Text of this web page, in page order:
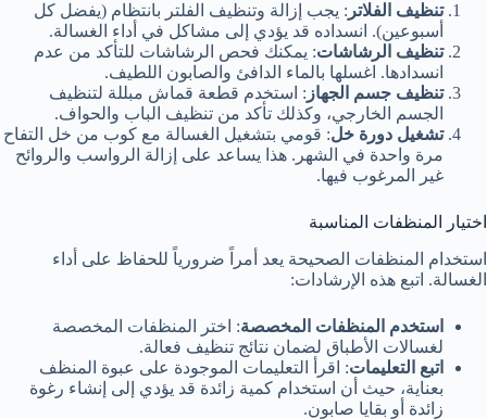
تنظيف الفلاتر : يجب إزالة وتنظيف الفلتر بانتظام (يفضل كل
أسبوعين). انسداده قد يؤدي إلى مشاكل في أداء الغسالة.
تنظيف الرشاشات: يمكنك فحص الرشاشات للتأكد من عدم
انسدادها. اغسلها بالماء الدافئ والصابون اللطيف.
تنظيف جسم الجهاز : استخدم قطعة قماش مبللة لتنظيف
الجسم الخارجي، وكذلك تأكد من تنظيف الباب والحواف.
تشغيل دورة خل: قومي بتشغيل الغسالة مع كوب من خل التفاح
مرة واحدة في الشهر. هذا يساعد على إزالة الرواسب والروائح
غير المرغوب فيها.
اختيار المنظفات المناسبة
استخدام المنظفات الصحيحة يعد أمراً ضرورياً للحفاظ على أداء
الغسالة. اتبع هذه الإرشادات:
استخدم المنظفات المخصصة: اختر المنظفات المخصصة
لغسالات الأطباق لضمان نتائج تنظيف فعالة.
اتبع التعليمات: اقرأ التعليمات الموجودة على عبوة المنظف
بعناية، حيث أن استخدام كمية زائدة قد يؤدي إلى إنشاء رغوة
زائدة أو بقايا صابون.